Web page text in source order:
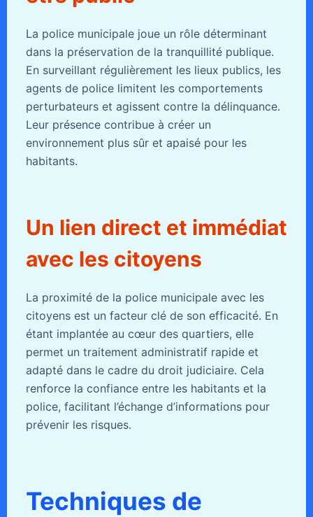
La police municipale joue un rôle déterminant
dans la préservation de la tranquillité publique.
En surveillant régulièrement les lieux publics, les
agents de police limitent les comportements
perturbateurs et agissent contre la délinquance.
Leur présence contribue à créer un
environnement plus sûr et apaisé pour les
habitants.
Un lien direct et immédiat
avec les citoyens
La proximité de la police municipale avec les
citoyens est un facteur clé de son efficacité. En
étant implantée au cœur des quartiers, elle
permet un traitement administratif rapide et
adapté dans le cadre du droit judiciaire. Cela
renforce la confiance entre les habitants et la
police, facilitant l’échange d’informations pour
prévenir les risques.
Techniques de